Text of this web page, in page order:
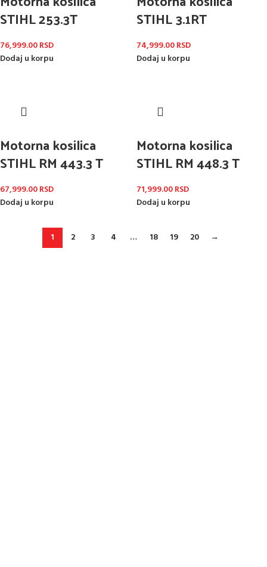
STIHL 253.3T
76,999.00RSD
Dodaj u korpu
STIHL 3.1RT
74,999.00RSD
Dodaj u korpu
Motorna kosilica
STIHL RM 443.3 T
67,999.00RSD
Dodaj u korpu
Motorna kosilica
STIHL RM 448.3 T
71,999.00RSD
Dodaj u korpu
1 2 3 4 … 18 19 20 →